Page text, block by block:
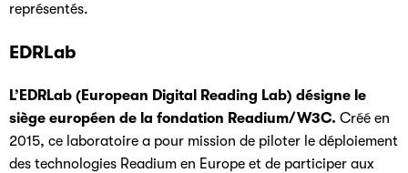
représentés.
EDRLab
L’EDRLab (European Digital Reading Lab) désigne le
siège européen de la fondation Readium/W3C. Créé en
2015, ce laboratoire a pour mission de piloter le déploiement
des technologies Readium en Europe et de participer aux